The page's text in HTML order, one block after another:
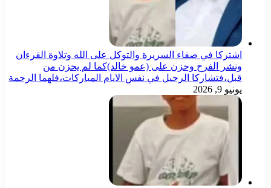
اشتركا في صفاء السريرة والتوكل على الله وتلاوة القرءان
ونشر الفرح وحزن على (عمو خالد)كما لم يحزن من
قبل،فتشاركا الرحيل في نفس الايام المباركات،فلهما الرحمة
يونيو 9, 2026